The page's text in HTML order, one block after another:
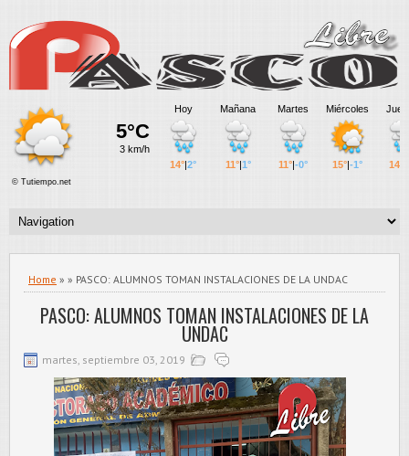
Home » » PASCO: ALUMNOS TOMAN INSTALACIONES DE LA UNDAC
PASCO: ALUMNOS TOMAN INSTALACIONES DE LA
UNDAC
martes, septiembre 03, 2019